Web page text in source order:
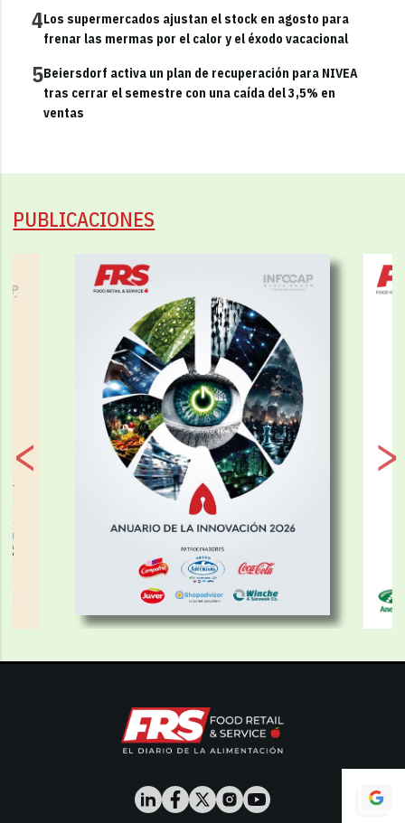
4Los supermercados ajustan el stock en agosto para
frenar las mermas por el calor y el éxodo vacacional
5Beiersdorf activa un plan de recuperación para NIVEA
tras cerrar el semestre con una caída del 3,5% en
ventas
PUBLICACIONES